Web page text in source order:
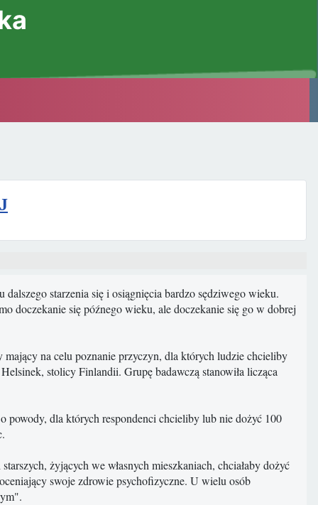
starzenia się i osiągnięcia bardzo sędziwego wieku.
doczekanie się późnego wieku, ale doczekanie się go w dobrej
na celu poznanie przyczyn, dla których ludzie chcieliby
stolicy Finlandii. Grupę badawczą stanowiła licząca
powody, dla których respondenci chcieliby lub nie dożyć 100
żyjących we własnych mieszkaniach, chciałaby dożyć
swoje zdrowie psychofizyczne. U wielu osób